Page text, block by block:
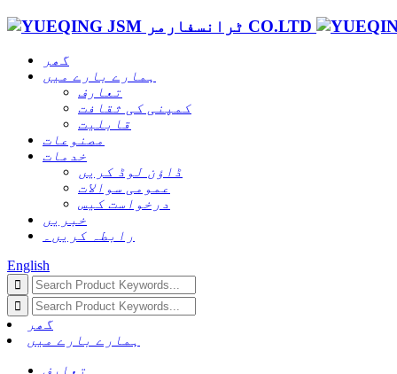
گھر
ہمارے بارے میں
تعارف
کمپنی کی ثقافت
قابلیت
مصنوعات
خدمات
ڈاؤن لوڈ کریں
عمومی سوالات
درخواست کیس
خبریں
رابطہ کریں۔
English
گھر
ہمارے بارے میں
تعارف